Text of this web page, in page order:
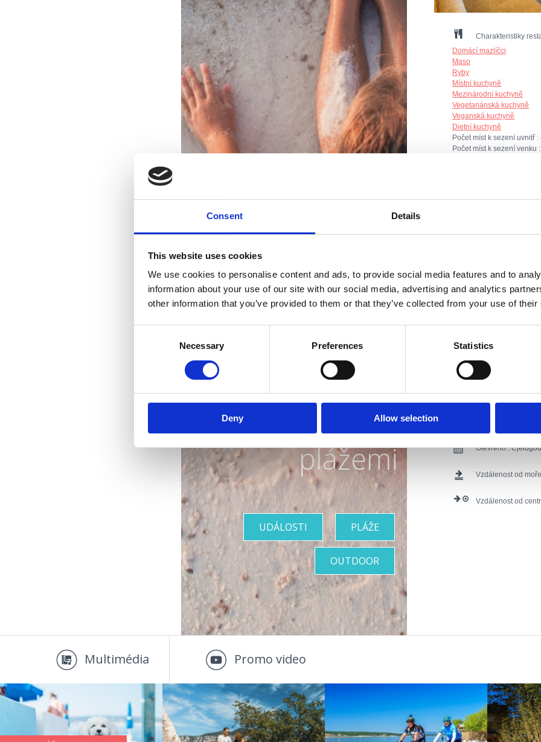
Consent Details
This website uses cookies
We use cookies to personalise content and ads, to provide social media features and to
information about your use of our site with our social media, advertising and analytics
other information that you’ve provided to them or that they’ve collected from your use of
Necessary Preferences Statistics
Deny Allow selection
Charakteristiky
Domácí mazlíčci
Maso
Ryby
Místní kuchyně
Mezinárodní kuchyně
Vegetariánská kuchyně
Veganská kuchyně
Dietní kuchyně
Počet míst k sezení uvnitř :
Počet míst k sezení venku :
Mogućnost organiziranja
Pogodno za: djecu,
Šetalište
Město:
Kontaktní čísla :
E-Mail:
web:
Dodatečné
Otevřeno :
Vzdálenost od
Vzdálenost od
Riviéra s
nejkrásnějšími
plážemi
PLÁŽE
UDÁLOSTI
OUTDOOR
Multimédia Promo video